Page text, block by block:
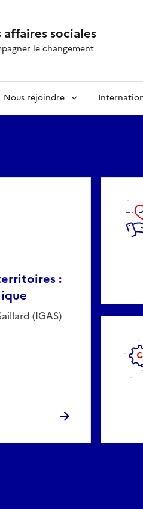
sociales
le changement
Nous rejoindre
:
(IGAS)